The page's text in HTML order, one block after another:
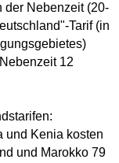
der Nebenzeit (20-
Tarif (in
12
und Kenia kosten
und Marokko 79